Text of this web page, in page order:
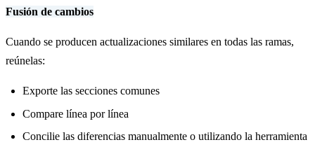
Fusión de cambios
Cuando se producen actualizaciones similares en todas las ramas,
reúnelas:
Exporte las secciones comunes
Compare línea por línea
Concilie las diferencias manualmente o utilizando la herramienta